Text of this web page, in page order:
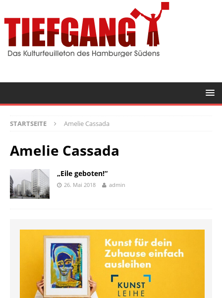
STARTSEITE Amelie Cassada
Amelie Cassada
„Eile geboten!“
26. Mai 2018 admin